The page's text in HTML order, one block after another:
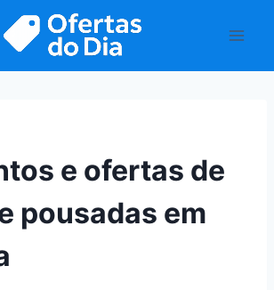
e ofertas de
pousadas em